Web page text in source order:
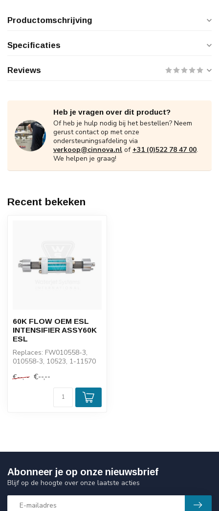
Productomschrijving
Specificaties
Reviews
Heb je vragen over dit product?
Of heb je hulp nodig bij het bestellen? Neem
gerust contact op met onze
ondersteuningsafdeling via
verkoop@cinnova.nl of +31 (0)522 78 47 00.
We helpen je graag!
Recent bekeken
60K FLOW OEM ESL
INTENSIFIER ASSY60K
ESL
Replaces: FW010558-3,
010558-3, 10523, 1-11570
€--,-- €--,--
Abonneer je op onze nieuwsbrief
Blijf op de hoogte over onze laatste acties